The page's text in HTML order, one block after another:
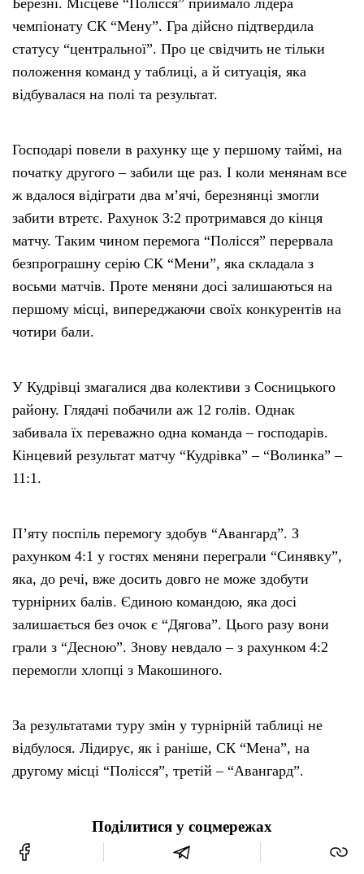
чемпіонату СК “Мену”. Гра дійсно підтвердила
статусу “центральної”. Про це свідчить не тільки
положення команд у таблиці, а й ситуація, яка
відбувалася на полі та результат.
Господарі повели в рахунку ще у першому таймі, на
початку другого – забили ще раз. І коли менянам все
ж вдалося відіграти два м’ячі, березнянці змогли
забити втретє. Рахунок 3:2 протримався до кінця
матчу. Таким чином перемога “Полісся” перервала
безпрограшну серію СК “Мени”, яка складала з
восьми матчів. Проте меняни досі залишаються на
першому місці, випереджаючи своїх конкурентів на
чотири бали.
У Кудрівці змагалися два колективи з Сосницького
району. Глядачі побачили аж 12 голів. Однак
забивала їх переважно одна команда – господарів.
Кінцевий результат матчу “Кудрівка” – “Волинка” –
11:1.
П’яту поспіль перемогу здобув “Авангард”. З
рахунком 4:1 у гостях меняни переграли “Синявку”,
яка, до речі, вже досить довго не може здобути
турнірних балів. Єдиною командою, яка досі
залишається без очок є “Дягова”. Цього разу вони
грали з “Десною”. Знову невдало – з рахунком 4:2
перемогли хлопці з Макошиного.
За результатами туру змін у турнірній таблиці не
відбулося. Лідирує, як і раніше, СК “Мена”, на
другому місці “Полісся”, третій – “Авангард”.
Поділитися у соцмережах